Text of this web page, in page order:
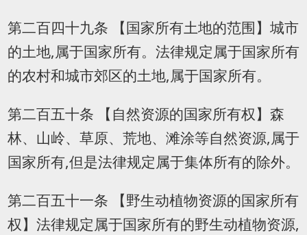
第二百四十九条 【国家所有土地的范围】城市
的土地,属于国家所有。法律规定属于国家所有
的农村和城市郊区的土地,属于国家所有。
第二百五十条 【自然资源的国家所有权】森
林、山岭、草原、荒地、滩涂等自然资源,属于
国家所有,但是法律规定属于集体所有的除外。
第二百五十一条 【野生动植物资源的国家所有
权】法律规定属于国家所有的野生动植物资源,